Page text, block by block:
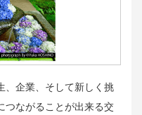
、企業、そして新しく挑
つながることが出来る交